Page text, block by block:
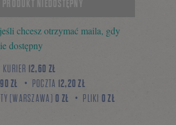
PRODUKT NIEDOSTĘPNY
chcesz otrzymać maila, gdy
dostępny
KURIER 12,60 ZŁ
ZŁ POCZTA 12,20 ZŁ
(WARSZAWA) 0 ZŁ PLIKI 0 ZŁ